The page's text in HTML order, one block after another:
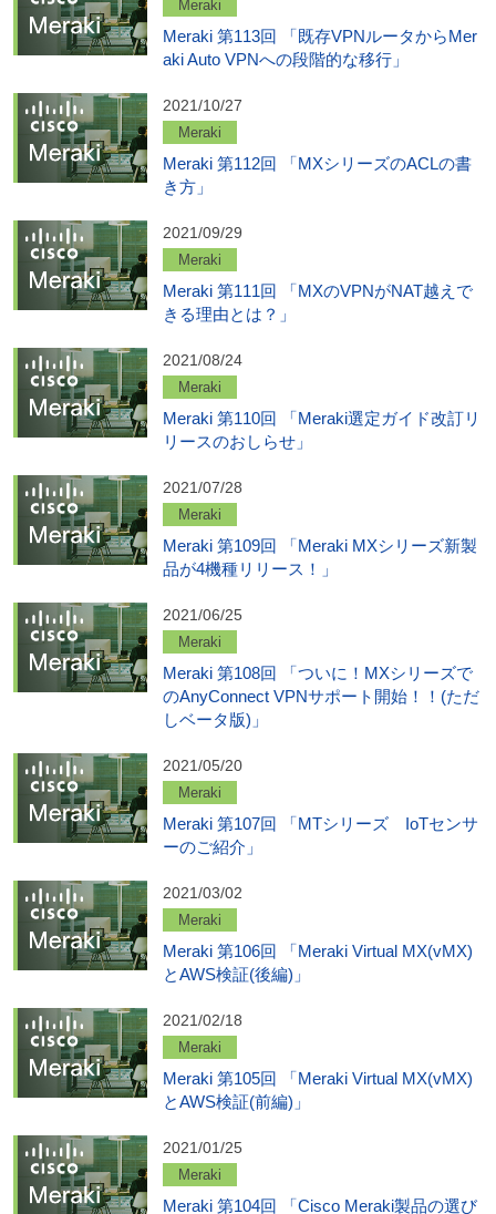
Meraki
Meraki 第113回 「既存VPNルータからMer
aki Auto VPNへの段階的な移行」
2021/10/27
Meraki
Meraki 第112回 「MXシリーズのACLの書
き方」
2021/09/29
Meraki
Meraki 第111回 「MXのVPNがNAT越えで
きる理由とは？」
2021/08/24
Meraki
Meraki 第110回 「Meraki選定ガイド改訂リ
リースのおしらせ」
2021/07/28
Meraki
Meraki 第109回 「Meraki MXシリーズ新製
品が4機種リリース！」
2021/06/25
Meraki
Meraki 第108回 「ついに！MXシリーズで
のAnyConnect VPNサポート開始！！(ただ
しベータ版)」
2021/05/20
Meraki
Meraki 第107回 「MTシリーズ IoTセンサ
ーのご紹介」
2021/03/02
Meraki
Meraki 第106回 「Meraki Virtual MX(vMX)
とAWS検証(後編)」
2021/02/18
Meraki
Meraki 第105回 「Meraki Virtual MX(vMX)
とAWS検証(前編)」
2021/01/25
Meraki
Meraki 第104回 「Cisco Meraki製品の選び